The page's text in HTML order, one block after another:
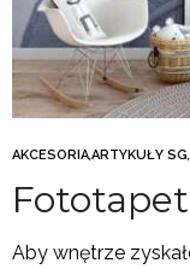
AKCESORIA,ARTYKUŁY SG,
Aby wnętrze